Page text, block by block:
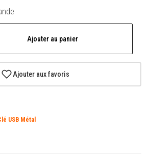
Ajouter au panier
Ajouter aux favoris
USB Métal